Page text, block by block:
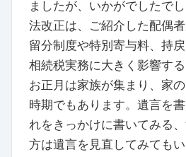
ましたが、いかがでしたで
法改正は、ご紹介した配偶
留分制度や特別寄与料、持
相続税実務に大きく影響する
お正月は家族が集まり、家
時期でもあります。遺言を
れをきっかけに書いてみる
方は遺言を見直してみても